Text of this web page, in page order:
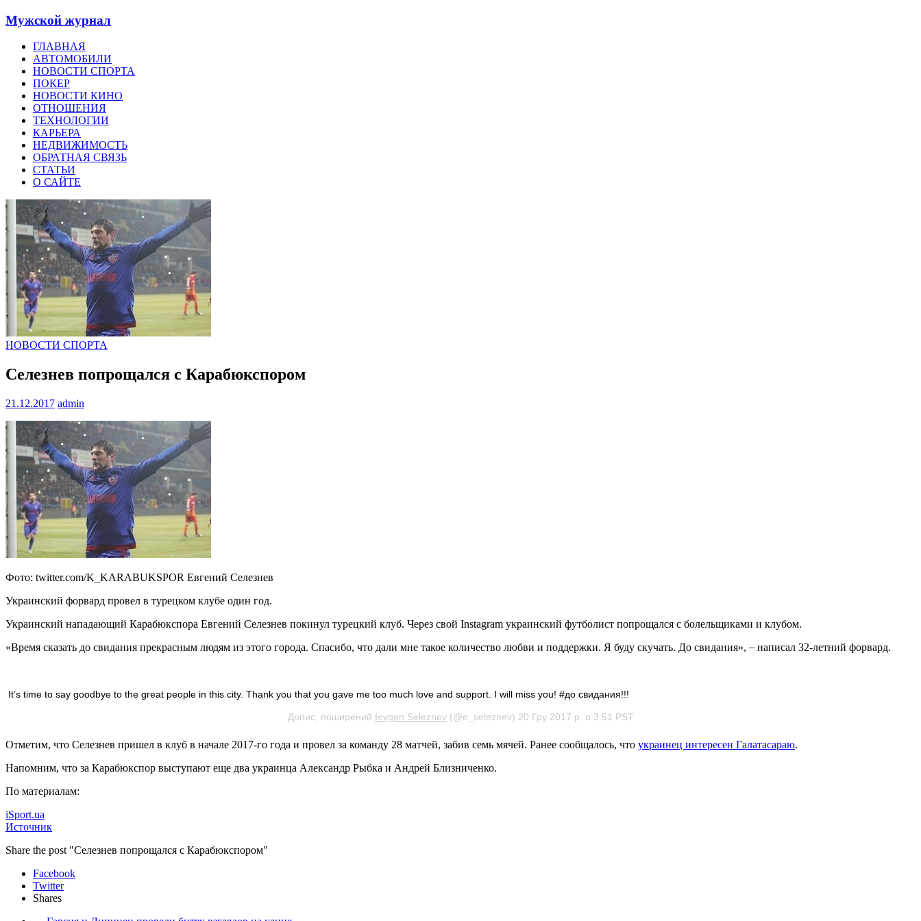
Мужской журнал
ГЛАВНАЯ
АВТОМОБИЛИ
НОВОСТИ СПОРТА
ПОКЕР
НОВОСТИ КИНО
ОТНОШЕНИЯ
ТЕХНОЛОГИИ
КАРЬЕРА
НЕДВИЖИМОСТЬ
ОБРАТНАЯ СВЯЗЬ
СТАТЬИ
О САЙТЕ
НОВОСТИ СПОРТА
Селезнев попрощался с Карабюкспором
21.12.2017 admin
Фото: twitter.com/K_KARABUKSPOR Евгений Селезнев
Украинский форвард провел в турецком клубе один год.
Украинский нападающий Карабюкспора Евгений Селезнев покинул турецкий клуб. Через свой Instagram украинский футболист попрощался с болельщиками и клубом.
«Время сказать до свидания прекрасным людям из этого города. Спасибо, что дали мне такое количество любви и поддержки. Я буду скучать. До свидания», –написал 32-летний форвард.
It’s time to say goodbye to the great people in this city. Thank you that you gave me too much love and support. I will miss you! #до свидания!!!
Допис, поширений Ievgen Seleznev(@e_seleznev) 20 Гру 2017 р. о 3:51 PST
Отметим, что Селезнев пришел в клуб в начале 2017-го года и провел за команду 28 матчей, забив семь мячей. Ранее сообщалось, что украинец интересен Галатасараю.
Напомним, что за Карабюкспор выступают еще два украинца Александр Рыбка и Андрей Близниченко.
По материалам:
iSport.ua
Источник
Share the post "Селезнев попрощался с Карабюкспором"
Facebook
Twitter
Shares